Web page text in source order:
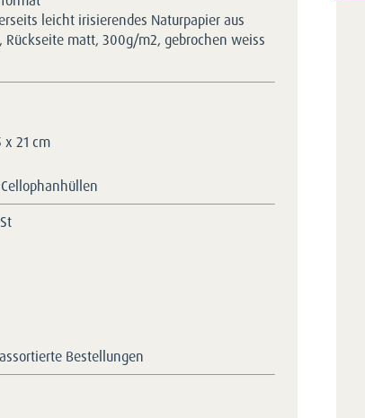
leicht irisierendes Naturpapier aus
Rückseite matt, 300g/m2, gebrochen weiss
x 21 cm
Bestellungen